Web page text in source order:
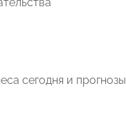
сегодня и прогнозы